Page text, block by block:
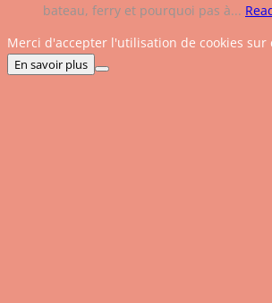
bateau, ferry et pourquoi pas à...
Merci d'accepter l'utilisation de cookies sur
En savoir plus